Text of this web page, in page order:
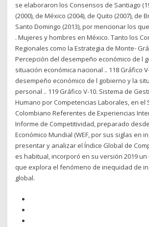
se elaboraron los Consensos de Santiago
(2000), de México (2004), de Quito (2007), de
Santo Domingo (2013), por mencionar los
. Mujeres y hombres en México. Tanto los
Regionales como la Estrategia de Monte-
Percepción del desempeño económico de l
situación económica nacional .. 118 Gráfico
desempeño económico de l gobierno y la
personal .. 119 Gráfico V-10. Sistema de
Humano por Competencias Laborales, en el
Colombiano Referentes de Experiencias
Informe de Competitividad, preparado
Económico Mundial (WEF, por sus siglas en
presentar y analizar el Índice Global de
es habitual, incorporó en su versión 2019
que explora el fenómeno de inequidad de
global.